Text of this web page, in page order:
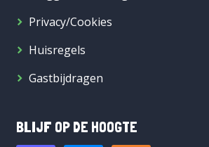
Privacy/Cookies
Huisregels
Gastbijdragen
BLIJF OP DE HOOGTE